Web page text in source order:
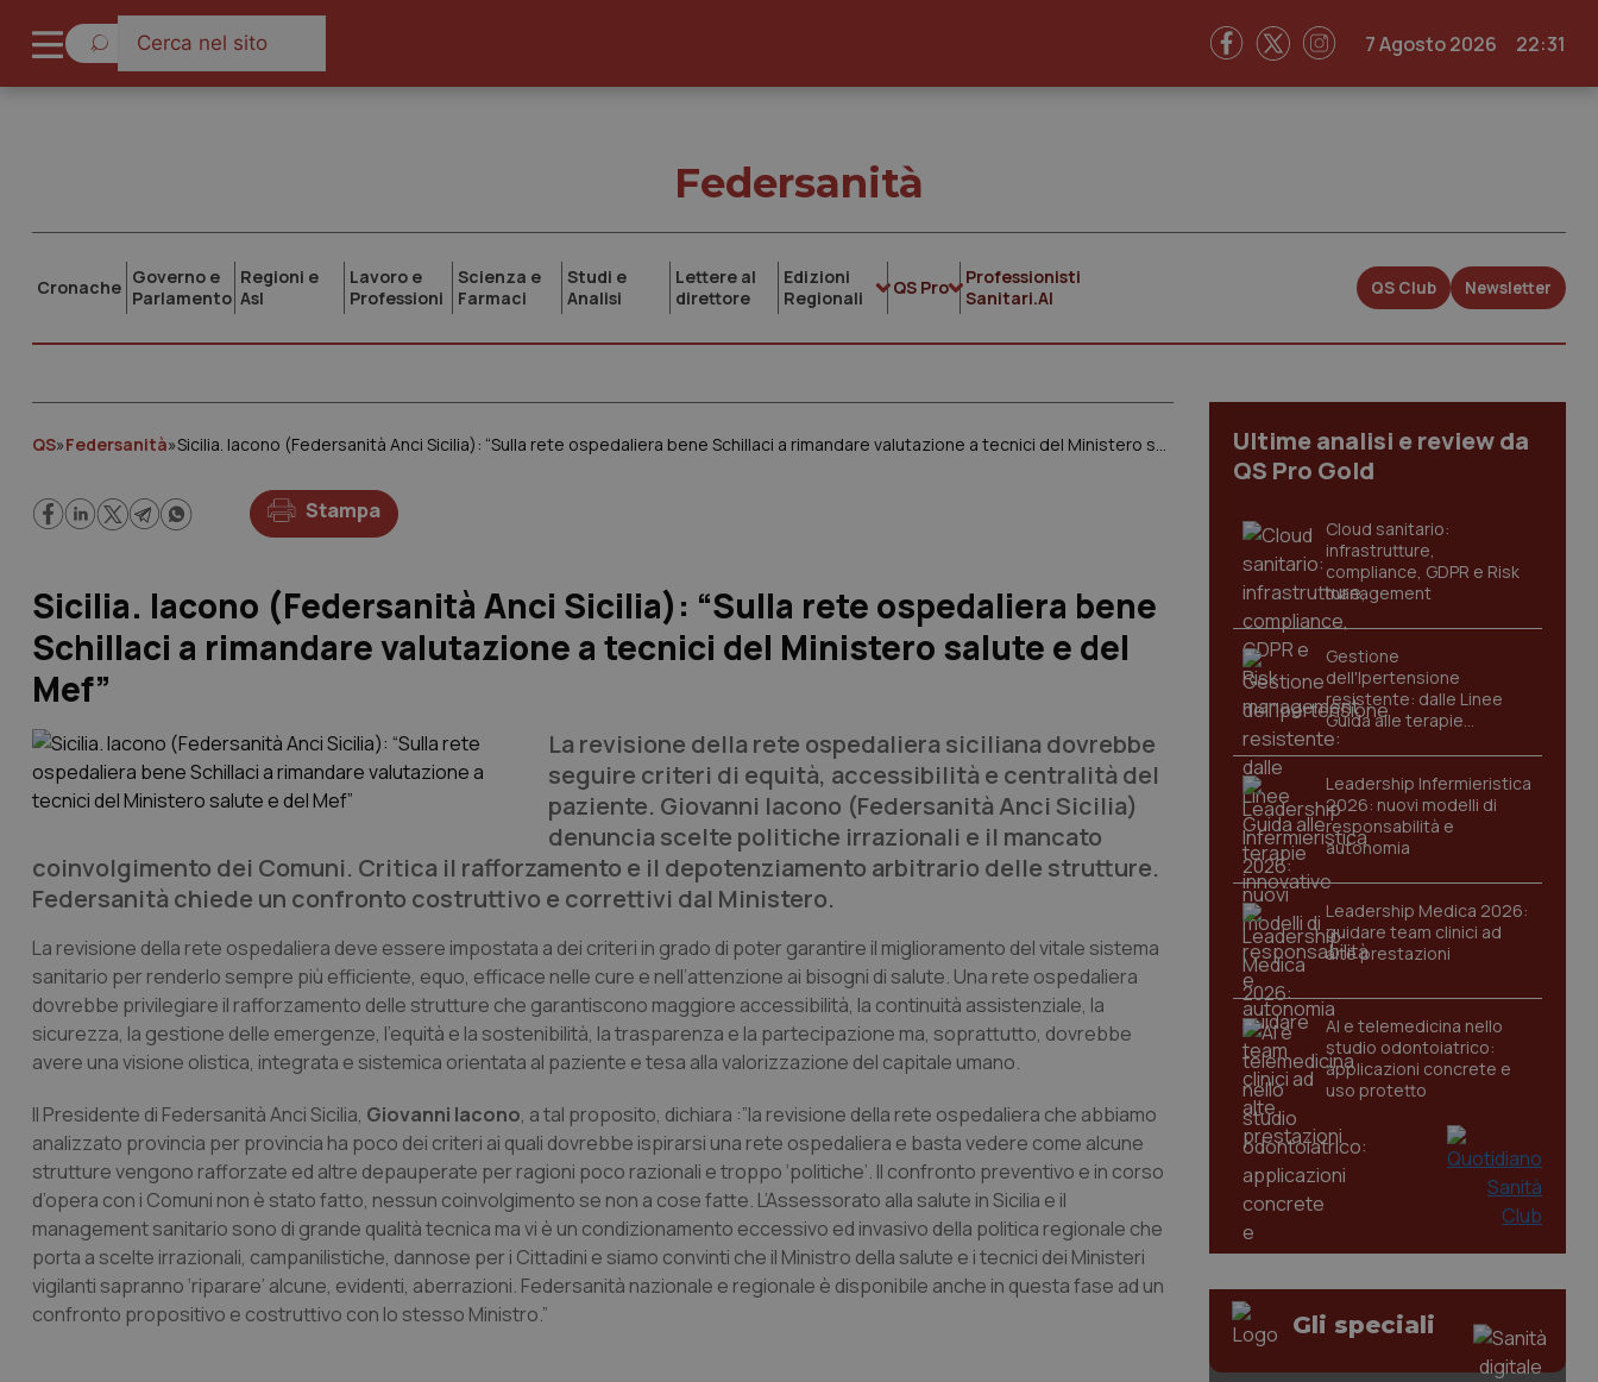
7 Agosto 2026 22:31
Federsanità
Cronache Governo e
Parlamento
Regioni e
Asl
Lavoro e
Professioni
Scienza e
Farmaci
Studi e
Analisi
Lettere al
direttore
Edizioni
Regionali
QS Pro
Professionisti
Sanitari.AI
QS Club Newsletter
QS»Federsanità» Sicilia. Iacono (Federsanità Anci Sicilia): “Sulla rete ospedaliera bene Schillaci a rimandare valutazione a tecnici del Ministero salute e del Mef”
Stampa
Sicilia. Iacono (Federsanità Anci Sicilia): “Sulla rete ospedaliera bene
Schillaci a rimandare valutazione a tecnici del Ministero salute e del
Mef”
La revisione della rete ospedaliera siciliana dovrebbe
seguire criteri di equità, accessibilità e centralità del
paziente. Giovanni Iacono (Federsanità Anci Sicilia)
denuncia scelte politiche irrazionali e il mancato
coinvolgimento dei Comuni. Critica il rafforzamento e il depotenziamento arbitrario delle strutture.
Federsanità chiede un confronto costruttivo e correttivi dal Ministero.
La revisione della rete ospedaliera deve essere impostata a dei criteri in grado di poter garantire il miglioramento del vitale sistema
sanitario per renderlo sempre più efficiente, equo, efficace nelle cure e nell’attenzione ai bisogni di salute. Una rete ospedaliera
dovrebbe privilegiare il rafforzamento delle strutture che garantiscono maggiore accessibilità, la continuità assistenziale, la
sicurezza, la gestione delle emergenze, l’equità e la sostenibilità, la trasparenza e la partecipazione ma, soprattutto, dovrebbe
avere una visione olistica, integrata e sistemica orientata al paziente e tesa alla valorizzazione del capitale umano.
Il Presidente di Federsanità Anci Sicilia, Giovanni Iacono, a tal proposito, dichiara :”la revisione della rete ospedaliera che abbiamo
analizzato provincia per provincia ha poco dei criteri ai quali dovrebbe ispirarsi una rete ospedaliera e basta vedere come alcune
strutture vengono rafforzate ed altre depauperate per ragioni poco razionali e troppo ‘politiche’. Il confronto preventivo e in corso
d’opera con i Comuni non è stato fatto, nessun coinvolgimento se non a cose fatte. L’Assessorato alla salute in Sicilia e il
management sanitario sono di grande qualità tecnica ma vi è un condizionamento eccessivo ed invasivo della politica regionale che
porta a scelte irrazionali, campanilistiche, dannose per i Cittadini e siamo convinti che il Ministro della salute e i tecnici dei Ministeri
vigilanti sapranno ‘riparare’ alcune, evidenti, aberrazioni. Federsanità nazionale e regionale è disponibile anche in questa fase ad un
confronto propositivo e costruttivo con lo stesso Ministro.”
Ultime analisi e review da
QS Pro Gold
Cloud sanitario:
infrastrutture,
compliance, GDPR e Risk
management
Gestione
dell'Ipertensione
resistente: dalle Linee
Guida alle terapie
innovative
Leadership Infermieristica
2026: nuovi modelli di
responsabilità e
autonomia
Leadership Medica 2026:
guidare team clinici ad
alte prestazioni
AI e telemedicina nello
studio odontoiatrico:
applicazioni concrete e
uso protetto
Gli speciali